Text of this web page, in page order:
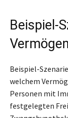
Beispiel-
Beispiel-
welchem
Personen mit
festgelegten